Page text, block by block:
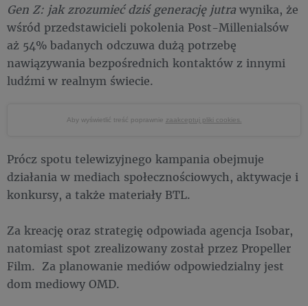
Gen Z: jak zrozumieć dziś generację jutra wynika, że
wśród przedstawicieli pokolenia Post-Millenialsów
aż 54% badanych odczuwa dużą potrzebę
nawiązywania bezpośrednich kontaktów z innymi
ludźmi w realnym świecie.
Aby wyświetlić treść poprawnie zaakceptuj pliki cookies.
Prócz spotu telewizyjnego kampania obejmuje
działania w mediach społecznościowych, aktywacje i
konkursy, a także materiały BTL.
Za kreację oraz strategię odpowiada agencja Isobar,
natomiast spot zrealizowany został przez Propeller
Film. Za planowanie mediów odpowiedzialny jest
dom mediowy OMD.